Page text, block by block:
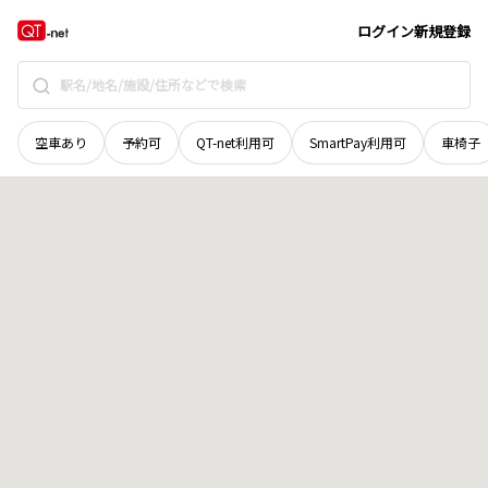
ログイン新規登録
空車あり 予約可 QT-net利用可 SmartPay利用可 車椅子
群馬県